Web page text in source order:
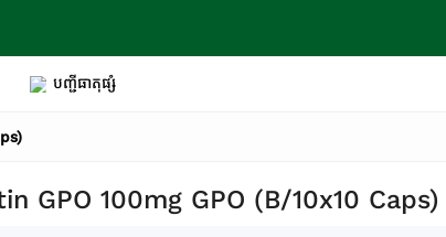
បញ្ជីធាតុផ្សំ
GPO 100mg GPO (B/10x10 Caps)